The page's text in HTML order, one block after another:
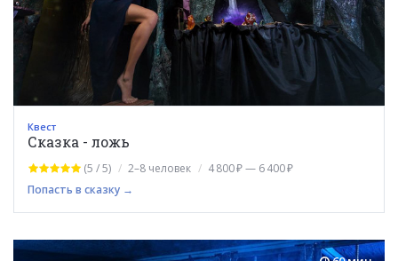
Квест
Сказка - ложь
(5 / 5) 2–8 человек
4 800 ₽ — 6 400 ₽
Попасть в сказку →